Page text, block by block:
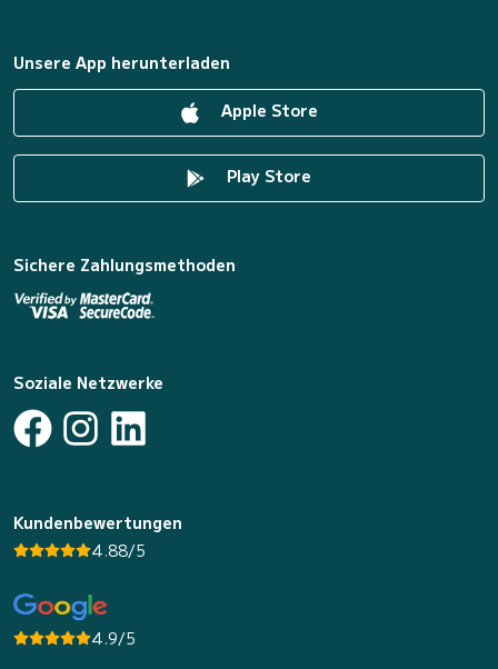
Unsere App herunterladen
Apple Store
Play Store
Sichere Zahlungsmethoden
Soziale Netzwerke
Kundenbewertungen
4.88/5
4.9/5